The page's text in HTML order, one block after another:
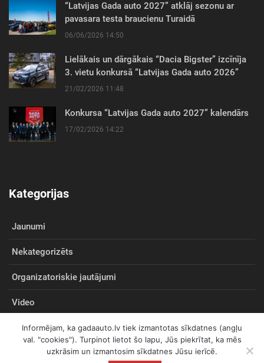
“Latvijas Gada auto 2027” atklāj sezonu ar
pavasara testa braucienu Turaidā
06/06/2026 14:50
Lielākais un dārgākais “Dacia Bigster” izcīnīja
3. vietu konkursā “Latvijas Gada auto 2026”
21/02/2026 11:48
Konkursa “Latvijas Gada auto 2027” kalendārs
17/02/2026 14:22
Kategorijas
Jaunumi
Nekategorizēts
Organizatoriskie jautājumi
Video
Informējam, ka gadaauto.lv tiek izmantotas sīkdatnes (angļu
val. "cookies"). Turpinot lietot šo lapu, Jūs piekrītat, ka mēs
uzkrāsim un izmantosim sīkdatnes Jūsu ierīcē.